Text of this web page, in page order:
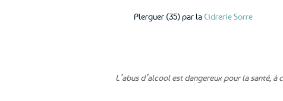
Plerguer (35) par la Cidrerie Sorre
L’abus d’alcool est dangereux pour la santé,